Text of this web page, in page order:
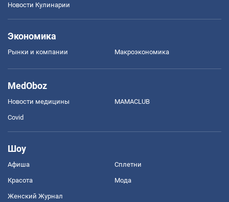
Новости Кулинарии
Экономика
Рынки и компании Mакроэкономика
MedOboz
Новости медицины MAMACLUB
Covid
Шоу
Афиша Сплетни
Красота Мода
Женский Журнал